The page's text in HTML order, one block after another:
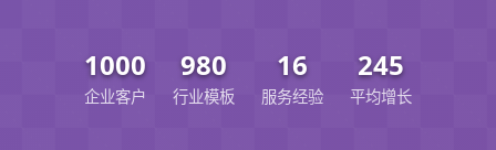
1000
企业客户
980
行业模板
16
服务经验
245
平均增长